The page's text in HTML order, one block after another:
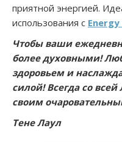
приятной энергией.
использования с
Чтобы ваши
более духовными!
здоровьем и
силой! Всегда со
своим
Тене Лаул